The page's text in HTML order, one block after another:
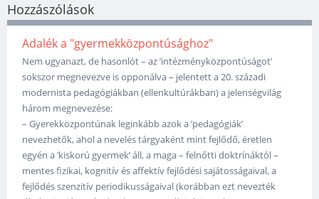
Hozzászólások
Adalék a "gyermekközpontúsághoz"
Nem ugyanazt, de hasonlót – az ’intézményközpontúságot’
sokszor megnevezve is opponálva – jelentett a 20. századi
modernista pedagógiákban (ellenkultúrákban) a jelenségvilág
három megnevezése:
– Gyerekközpontúnak leginkább azok a ’pedagógiák’
nevezhetők, ahol a nevelés tárgyaként mint fejlődő, éretlen
egyén a ’kiskorú gyermek’ áll, a maga – felnőtti doktrínáktól –
mentes fizikai, kognitív és affektív fejlődési sajátosságaival, a
fejlődés szenzitív periodikusságaival (korábban ezt nevezték